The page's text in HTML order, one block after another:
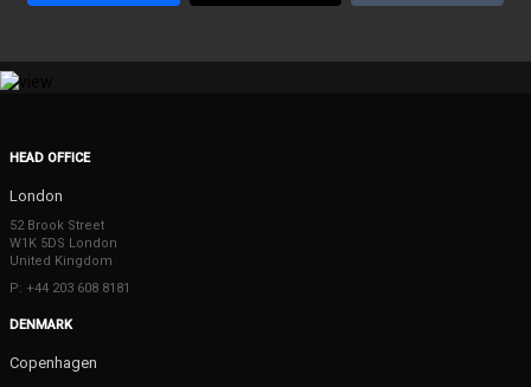
HEAD OFFICE
London
52 Brook Street
W1K 5DS London
United Kingdom
P: +44 203 608 8181
DENMARK
Copenhagen